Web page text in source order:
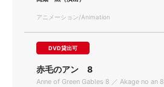
アニメーション/Animation
DVD貸出可
赤毛のアン 8
Anne of Green Gables 8 ／ Akage no an 8